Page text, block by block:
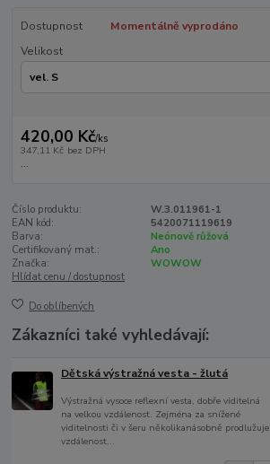
Dostupnost
Momentálně vyprodáno
Velikost
420,00 Kč/ks
347,11 Kč bez DPH
...
Číslo produktu:
W.3.011961-1
EAN kód:
5420071119619
Barva:
Neónově růžová
Certifikovaný mat.:
Ano
Značka:
WOWOW
Hlídat cenu / dostupnost
Do oblíbených
Zákazníci také vyhledávají:
Dětská výstražná vesta - žlutá
Výstražná vysoce reflexní vesta, dobře viditelná
na velkou vzdálenost. Zejména za snížené
viditelnosti či v šeru několikanásobně prodlužuje
vzdálenost...